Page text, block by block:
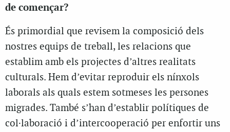
de començar?
És primordial que revisem la composició dels
nostres equips de treball, les relacions que
establim amb els projectes d’altres realitats
culturals. Hem d’evitar reproduir els nínxols
laborals als quals estem sotmeses les persones
migrades. També s’han d’establir polítiques de
col·laboració i d’intercooperació per enfortir uns